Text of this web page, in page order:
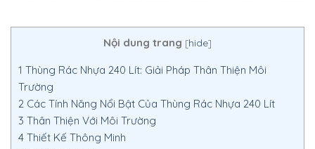
Nội dung trang [hide]
1 Thùng Rác Nhựa 240 Lít: Giải Pháp Thân Thiện Môi
Trường
2 Các Tính Năng Nổi Bật Của Thùng Rác Nhựa 240 Lít
3 Thân Thiện Với Môi Trường
4 Thiết Kế Thông Minh